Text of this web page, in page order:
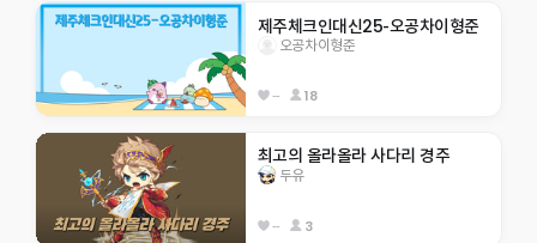
제주체크인대신25-오공차이형준
오공차이형준
-- 18
최고의 올라올라 사다리 경주
두유
-- 3